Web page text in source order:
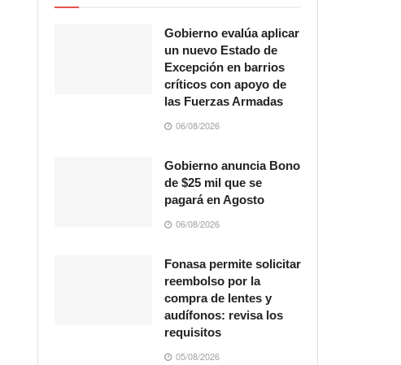
Gobierno evalúa aplicar
un nuevo Estado de
Excepción en barrios
críticos con apoyo de
las Fuerzas Armadas
06/08/2026
Gobierno anuncia Bono
de $25 mil que se
pagará en Agosto
06/08/2026
Fonasa permite solicitar
reembolso por la
compra de lentes y
audífonos: revisa los
requisitos
05/08/2026